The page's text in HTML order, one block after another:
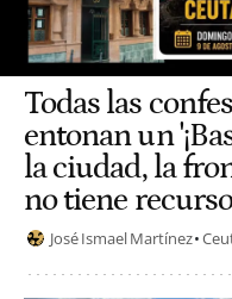
Todas las
entonan un
la ciudad, la
no tiene
José Ismael Martínez